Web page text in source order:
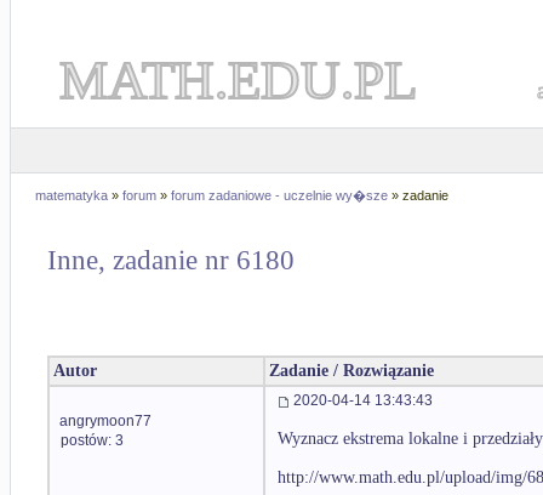
MATH.EDU.PL
matematyka » forum » forum zadaniowe - uczelnie wy�sze » zadanie
Inne, zadanie nr 6180
Autor Zadanie / Rozwiązanie
angrymoon77
postów: 3
2020-04-14 13:43:43
Wyznacz ekstrema lokalne i
http://www.math.edu.pl/upload/img/